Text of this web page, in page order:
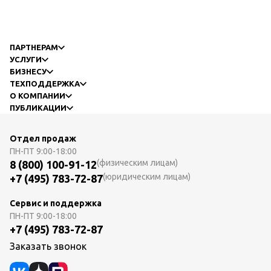
ПАРТНЕРАМ
УСЛУГИ
БИЗНЕСУ
ТЕХПОДДЕРЖКА
О КОМПАНИИ
ПУБЛИКАЦИИ
Отдел продаж
ПН-ПТ 9:00-18:00
8 (800) 100-91-12(физическим лицам)
+7 (495) 783-72-87(юридическим лицам)
Сервис и поддержка
ПН-ПТ 9:00-18:00
+7 (495) 783-72-87
Заказать звонок